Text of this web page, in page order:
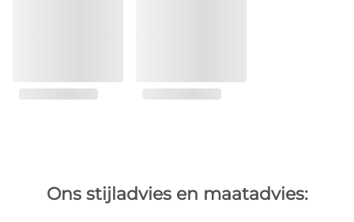
Ons stijladvies en maatadvies: